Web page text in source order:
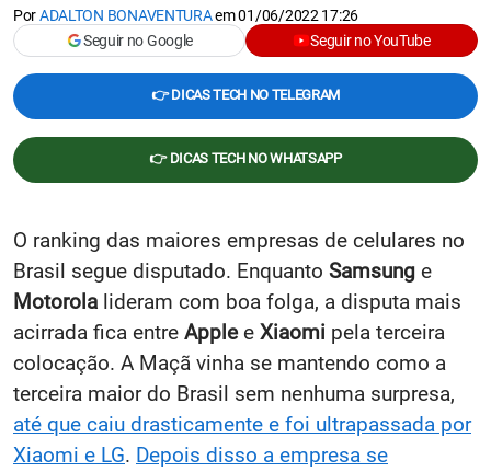
PorADALTON BONAVENTURAem01/06/2022 17:26
Seguir no Google
Seguir no YouTube
👉 DICAS TECH NO TELEGRAM
👉 DICAS TECH NO WHATSAPP
O ranking das maiores empresas de celulares no
Brasil segue disputado. Enquanto Samsung e
Motorola lideram com boa folga, a disputa mais
acirrada fica entre Applee Xiaomi pela terceira
colocação. A Maçã vinha se mantendo como a
terceira maior do Brasil sem nenhuma surpresa,
até que caiu drasticamente e foi ultrapassada por
Xiaomi e LG. Depois disso a empresa se